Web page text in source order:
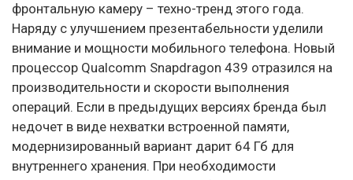
фронтальную камеру – техно-тренд этого года.
Наряду с улучшением презентабельности уделили
внимание и мощности мобильного телефона. Новый
процессор Qualcomm Snapdragon 439 отразился на
производительности и скорости выполнения
операций. Если в предыдущих версиях бренда был
недочет в виде нехватки встроенной памяти,
модернизированный вариант дарит 64 Гб для
внутреннего хранения. При необходимости